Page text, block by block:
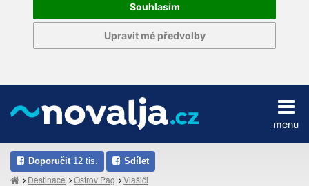
Souhlasím
Upravit mé předvolby
menu
Doporučit 12 tis. Sdílet
Destinace Ostrov Pag Vlašiči